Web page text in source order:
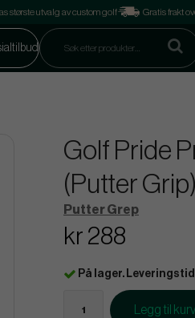
største utvalg av custom golf Gratis frakt
Golf Pride
(Putter Grip)
Putter Grep
kr 288
På lager.
Legg til kurv